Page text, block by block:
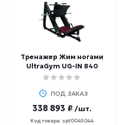
Тренажер Жим ногами
UltraGym UG-IN 840
ПОД ЗАКАЗ
338 893 ₽ /шт.
Код товара: spt0045044